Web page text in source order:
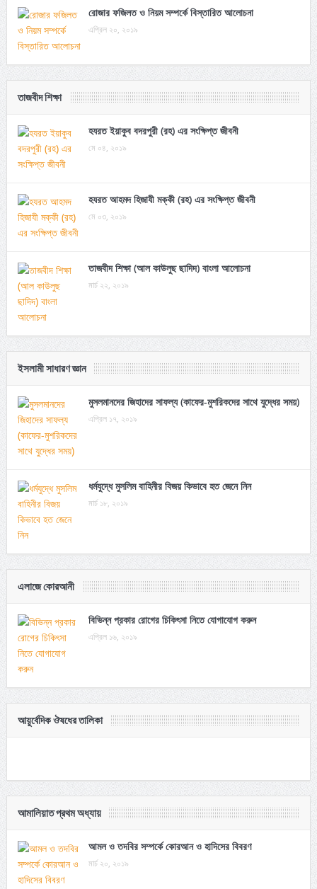
রোজার ফজিলত ও নিয়ম সম্পর্কে বিস্তারিত আলোচনা
এপ্রিল ২০, ২০১৯
তাজবীদ শিক্ষা
হযরত ইয়াকুব বদরপুরী (রহ) এর সংক্ষিপ্ত জীবনী
মে ০৪, ২০১৯
হযরত আহমদ হিজাযী মক্কী (রহ) এর সংক্ষিপ্ত জীবনী
মে ০৩, ২০১৯
তাজবীদ শিক্ষা (আল কাউলুছ ছাদিদ) বাংলা আলোচনা
মার্চ ২২, ২০১৯
ইসলামী সাধারণ জ্ঞান
মুসলমানদের জিহাদের সাফল্য (কাফের-মুশরিকদের সাথে যুদ্ধের সময়)
এপ্রিল ১৭, ২০১৯
ধর্মযুদ্ধে মুসলিম বাহিনীর বিজয় কিভাবে হত জেনে নিন
মার্চ ১৮, ২০১৯
এলাজে কোরআনী
বিভিন্ন প্রকার রোগের চিকিৎসা নিতে যোগাযোগ করুন
এপ্রিল ১৬, ২০১৯
আয়ুর্বেদিক ঔষধের তালিকা
আমালিয়াত প্রথম অধ্যায়
আমল ও তদবির সম্পর্কে কোরআন ও হাদিসের বিবরণ
মার্চ ২০, ২০১৯